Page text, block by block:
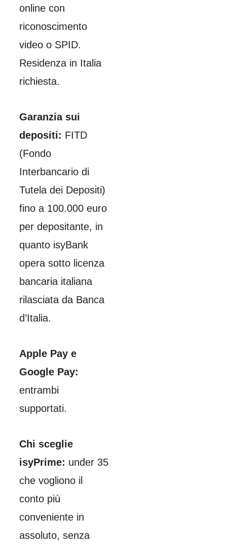
online con
riconoscimento
video o SPID.
Residenza in Italia
richiesta.
Garanzia sui
depositi: FITD
(Fondo
Interbancario di
Tutela dei Depositi)
fino a 100.000 euro
per depositante, in
quanto isyBank
opera sotto licenza
bancaria italiana
rilasciata da Banca
d’Italia.
Apple Pay e
Google Pay:
entrambi
supportati.
Chi sceglie
isyPrime: under 35
che vogliono il
conto più
conveniente in
assoluto, senza